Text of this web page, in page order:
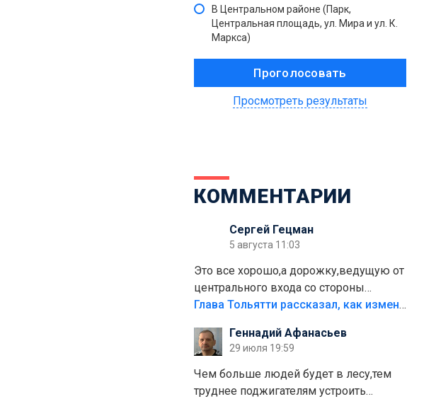
В Центральном районе (Парк,
Центральная площадь, ул. Мира и ул. К.
Маркса)
Просмотреть результаты
КОММЕНТАРИИ
Сергей Гецман
5 августа 11:03
Это все хорошо,а дорожку,ведущую от
центрального входа со стороны
кафе"Мираж" к аттракционам слабо
плитки не хватило,т.к.осенью и зимой
лежала в парке и испортилась.Да
еще,видимо,часть украли.
Глава Тольятти рассказал, как изменится парк Центрального района
Геннадий Афанасьев
29 июля 19:59
Чем больше людей будет в лесу,тем
труднее поджигателям устроить